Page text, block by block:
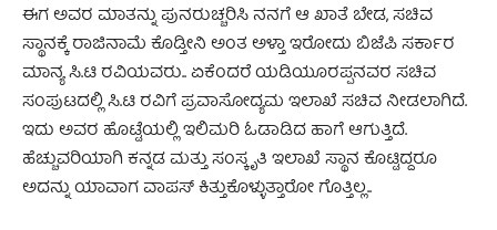
ಈಗ ಅವರ ಮಾತನ್ನು ಪುನರುಚ್ಚರಿಸಿ ನನಗೆ ಆ ಖಾತೆ ಬೇಡ, ಸಚಿವ
ಸ್ಥಾನಕ್ಕೆ ರಾಜಿನಾಮೆ ಕೊಡ್ತೀನಿ ಅಂತ ಅಳ್ತಾ ಇರೋದು ಬಿಜೆಪಿ ಸರ್ಕಾರ
ಮಾನ್ಯ ಸಿ.ಟಿ ರವಿಯವರು.. ಏಕೆಂದರೆ ಯಡಿಯೂರಪ್ಪನವರ ಸಚಿವ
ಸಂಪುಟದಲ್ಲಿ ಸಿ.ಟಿ ರವಿಗೆ ಪ್ರವಾಸೋದ್ಯಮ ಇಲಾಖೆ ಸಚಿವ ನೀಡಲಾಗಿದೆ.
ಇದು ಅವರ ಹೊಟ್ಟೆಯಲ್ಲಿ ಇಲಿಮರಿ ಓಡಾಡಿದ ಹಾಗೆ ಆಗುತ್ತಿದೆ.
ಹೆಚ್ಚುವರಿಯಾಗಿ ಕನ್ನಡ ಮತ್ತು ಸಂಸ್ಕೃತಿ ಇಲಾಖೆ ಸ್ಥಾನ ಕೊಟ್ಟಿದ್ದರೂ
ಅದನ್ನು ಯಾವಾಗ ವಾಪಸ್ ಕಿತ್ತುಕೊಳ್ಳುತ್ತಾರೋ ಗೊತ್ತಿಲ್ಲ..